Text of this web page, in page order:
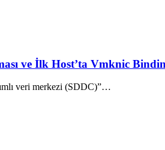
ve İlk Host’ta Vmknic
veri merkezi (SDDC)”…